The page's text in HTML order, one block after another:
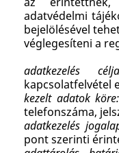
adatvédelmi
bejelölésével
véglegesíteni a
adatkezelés
kapcsolatfelvétel
kezelt adatok
telefonszáma,
adatkezelés
pont szerinti